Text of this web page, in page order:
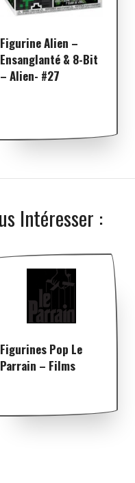
Figurine Alien –
Ensanglanté & 8-Bit
– Alien- #27
Intéresser :
Figurines Pop Le
Parrain – Films